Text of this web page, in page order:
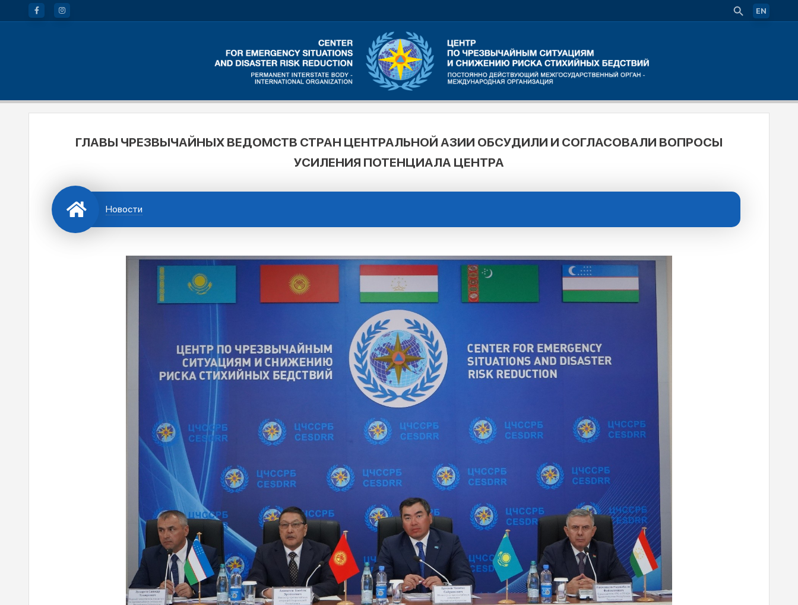
EN
ГЛАВЫ ЧРЕЗВЫЧАЙНЫХ ВЕДОМСТВ СТРАН ЦЕНТРАЛЬНОЙ АЗИИ ОБСУДИЛИ И СОГЛАСОВАЛИ ВОПРОСЫ
УСИЛЕНИЯ ПОТЕНЦИАЛА ЦЕНТРА
Новости